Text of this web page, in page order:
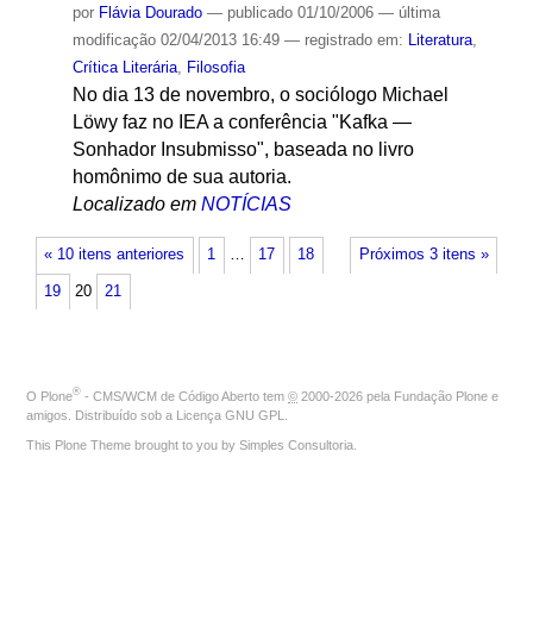
por Flávia Dourado — publicado01/10/2006 — última
modificação02/04/2013 16:49 — registrado em: Literatura,
Crítica Literária, Filosofia
No dia 13 de novembro, o sociólogo Michael
Löwy faz no IEA a conferência "Kafka —
Sonhador Insubmisso", baseada no livro
homônimo de sua autoria.
Localizado em NOTÍCIAS
« 10 itens anteriores Próximos 3 itens »
1 … 17 18
19 20 21
O Plone® - CMS/WCM de Código Aberto tem © 2000-2026 pela Fundação Plone e
amigos. Distribuído sob a Licença GNU GPL
This Plone Theme brought to you by Simples Consultoria